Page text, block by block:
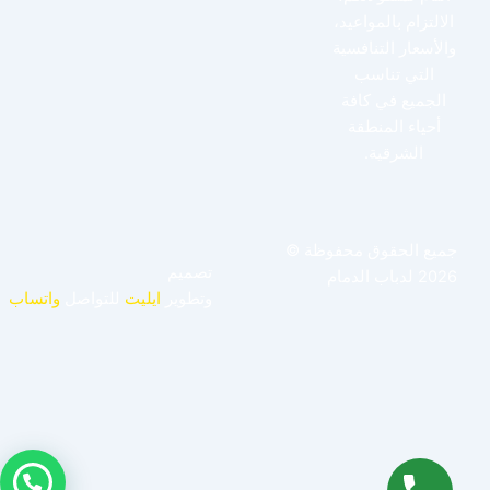
ايليتللتواصل واتساب